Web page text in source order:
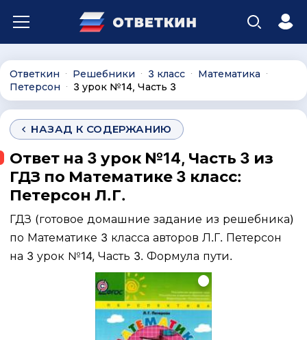
Ответкин ∙ Решебники ∙ 3 класс ∙ Математика ∙
Петерсон ∙ 3 урок №14, Часть 3
НАЗАД К СОДЕРЖАНИЮ
Ответ на 3 урок №14, Часть 3 из
ГДЗ по Математике 3 класс:
Петерсон Л.Г.
ГДЗ (готовое домашние задание из решебника)
по Математике 3 класса авторов Л.Г. Петерсон
на 3 урок №14, Часть 3. Формула пути.